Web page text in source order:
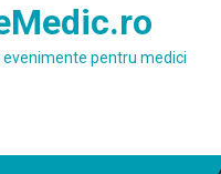
evenimente pentru medici